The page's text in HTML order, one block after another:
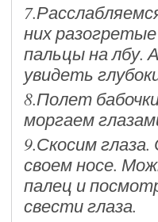
них
пальцы на лбу.
увидеть
8.Полет
моргаем
9.Скосим глаза.
своем носе.
палец и
свести глаза.